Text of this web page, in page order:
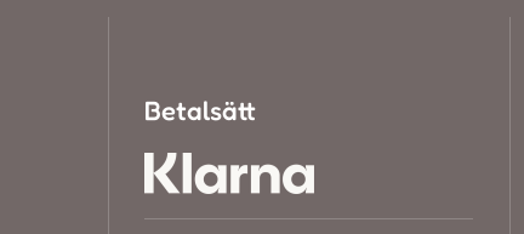
Betalsätt